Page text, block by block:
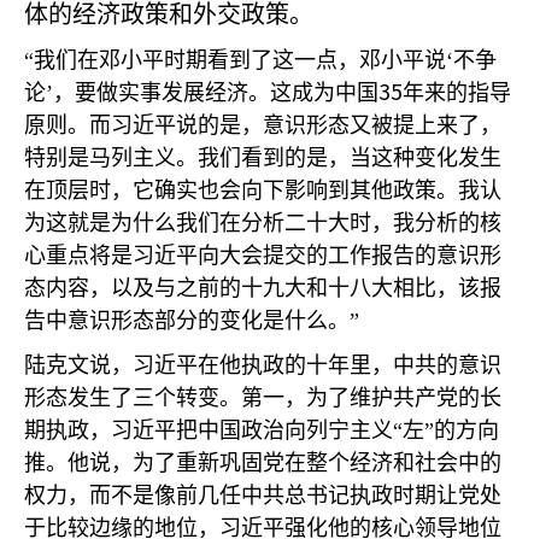
体的经济政策和外交政策。
“我们在邓小平时期看到了这一点，邓小平说‘不争
论’，要做实事发展经济。这成为中国 35年来的指导
原则。而习近平说的是，意识形态又被提上来了，
特别是马列主义。我们看到的是，当这种变化发生
在顶层时，它确实也会向下影响到其他政策。我认
为这就是为什么我们在分析二十大时，我分析的核
心重点将是习近平向大会提交的工作报告的意识形
态内容，以及与之前的十九大和十八大相比，该报
告中意识形态部分的变化是什么。”
陆克文说，习近平在他执政的十年里，中共的意识
形态发生了三个转变。第一，为了维护共产党的长
期执政，习近平把中国政治向列宁主义“左”的方向
推。他说，为了重新巩固党在整个经济和社会中的
权力，而不是像前几任中共总书记执政时期让党处
于比较边缘的地位，习近平强化他的核心领导地位